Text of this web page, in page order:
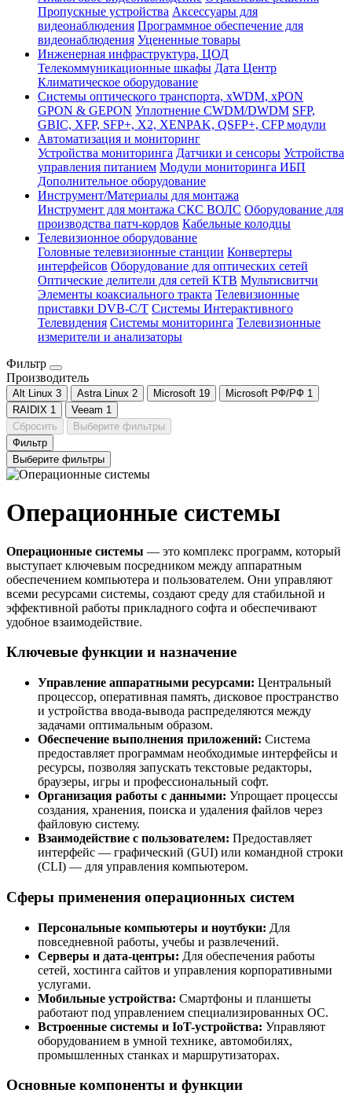
Пропускные устройства Аксессуары для
видеонаблюдения Программное обеспечение для
видеонаблюдения Уцененные товары
Инженерная инфраструктура, ЦОД
Телекоммуникационные шкафы Дата Центр
Климатичeское оборудование
Системы оптического транспорта, xWDM, xPON
GPON & GEPON Уплотнение CWDM/DWDM SFP,
GBIC, XFP, SFP+, X2, XENPAK, QSFP+, CFP модули
Автоматизация и мониторинг
Устройства мониторинга Датчики и сенсоры Устройства
управления питанием Модули мониторинга ИБП
Дополнительное оборудование
Инструмент/Материалы для монтажа
Инструмент для монтажа СКС ВОЛС Оборудование для
производства патч-кордов Кабельные колодцы
Телевизионное оборудование
Головные телевизионные станции Конвертеры
интерфейсов Оборудование для оптических сетей
Оптические делители для сетей КТВ Мультисвитчи
Элементы коаксиального тракта Телевизионные
приставки DVB-C/T Системы Интерактивного
Телевидения Системы мониторинга Телевизионные
измерители и анализаторы
Фильтр
Производитель
Alt Linux 3 Astra Linux 2 Microsoft 19 Microsoft РФ/РФ 1
RAIDIX 1 Veeam 1
Сбросить
Выберите фильтры
Фильтр
Выберите фильтры
Операционные системы
Операционные системы — это комплекс программ, который
выступает ключевым посредником между аппаратным
обеспечением компьютера и пользователем. Они управляют
всеми ресурсами системы, создают среду для стабильной и
эффективной работы прикладного софта и обеспечивают
удобное взаимодействие.
Ключевые функции и назначение
Управление аппаратными ресурсами: Центральный
процессор, оперативная память, дисковое пространство
и устройства ввода-вывода распределяются между
задачами оптимальным образом.
Обеспечение выполнения приложений: Система
предоставляет программам необходимые интерфейсы и
ресурсы, позволяя запускать текстовые редакторы,
браузеры, игры и профессиональный софт.
Организация работы с данными: Упрощает процессы
создания, хранения, поиска и удаления файлов через
файловую систему.
Взаимодействие с пользователем: Предоставляет
интерфейс — графический (GUI) или командной строки
(CLI) — для управления компьютером.
Сферы применения операционных систем
Персональные компьютеры и ноутбуки: Для
повседневной работы, учебы и развлечений.
Серверы и дата-центры: Для обеспечения работы
сетей, хостинга сайтов и управления корпоративными
услугами.
Мобильные устройства: Смартфоны и планшеты
работают под управлением специализированных ОС.
Встроенные системы и IoT-устройства: Управляют
оборудованием в умной технике, автомобилях,
промышленных станках и маршрутизаторах.
Основные компоненты и функции